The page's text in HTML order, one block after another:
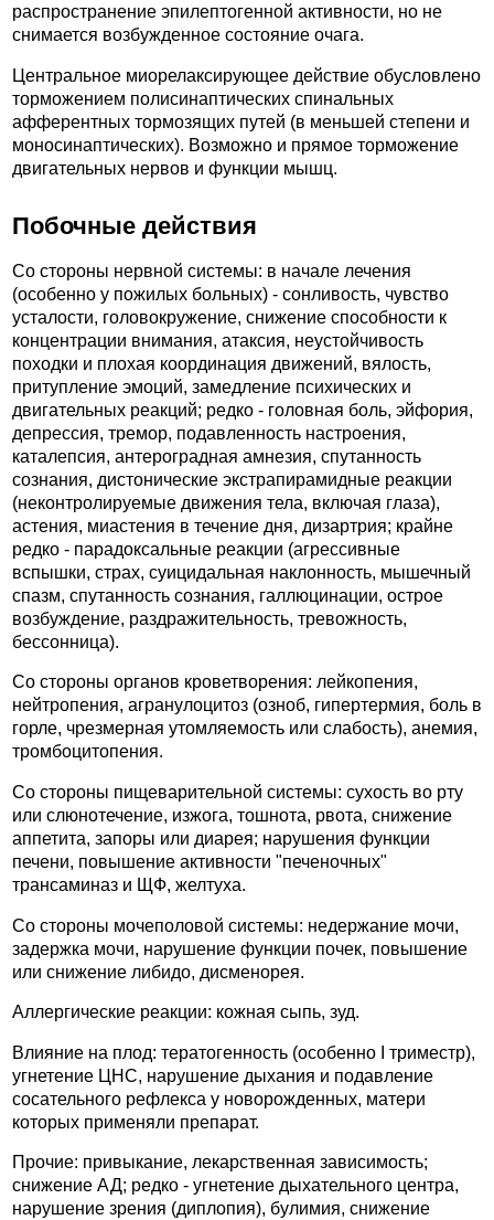
распространение эпилептогенной активности, но не
снимается возбужденное состояние очага.
Центральное миорелаксирующее действие обусловлено
торможением полисинаптических спинальных
афферентных тормозящих путей (в меньшей степени и
моносинаптических). Возможно и прямое торможение
двигательных нервов и функции мышц.
Побочные действия
Со стороны нервной системы: в начале лечения
(особенно у пожилых больных) - сонливость, чувство
усталости, головокружение, снижение способности к
концентрации внимания, атаксия, неустойчивость
походки и плохая координация движений, вялость,
притупление эмоций, замедление психических и
двигательных реакций; редко - головная боль, эйфория,
депрессия, тремор, подавленность настроения,
каталепсия, антероградная амнезия, спутанность
сознания, дистонические экстрапирамидные реакции
(неконтролируемые движения тела, включая глаза),
астения, миастения в течение дня, дизартрия; крайне
редко - парадоксальные реакции (агрессивные
вспышки, страх, суицидальная наклонность, мышечный
спазм, спутанность сознания, галлюцинации, острое
возбуждение, раздражительность, тревожность,
бессонница).
Со стороны органов кроветворения: лейкопения,
нейтропения, агранулоцитоз (озноб, гипертермия, боль в
горле, чрезмерная утомляемость или слабость), анемия,
тромбоцитопения.
Со стороны пищеварительной системы: сухость во рту
или слюнотечение, изжога, тошнота, рвота, снижение
аппетита, запоры или диарея; нарушения функции
печени, повышение активности "печеночных"
трансаминаз и ЩФ, желтуха.
Со стороны мочеполовой системы: недержание мочи,
задержка мочи, нарушение функции почек, повышение
или снижение либидо, дисменорея.
Аллергические реакции: кожная сыпь, зуд.
Влияние на плод: тератогенность (особенно I триместр),
угнетение ЦНС, нарушение дыхания и подавление
сосательного рефлекса у новорожденных, матери
которых применяли препарат.
Прочие: привыкание, лекарственная зависимость;
снижение АД; редко - угнетение дыхательного центра,
нарушение зрения (диплопия), булимия, снижение